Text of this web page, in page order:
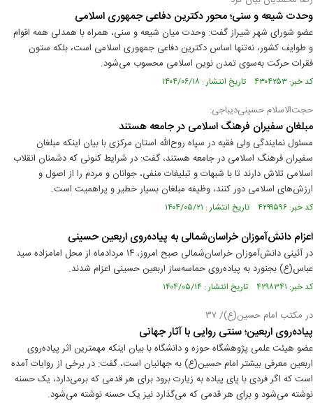
وحدت شیعه و سنی؛ محور دکترین دفاعی جمهوری اسلامی
عضو شورای شهر شیراز گفت: وحدت میان شیعه و سنی، همراه با همدلی همه اقوام
و طوایف کشور، نه‌تنها اساس دکترین دفاعی جمهوری اسلامی است، بلکه ستون
فقرات حرکت به‌سوی تمدن نوین اسلامی محسوب می‌شود.
کد خبر: ۴۳۰۴۲۵۳ تاریخ انتشار : ۱۴۰۴/۰۶/۱۸
حجت‌الاسلام حسینی‌دیباجی:
مبلغان سفیران فرهنگ اسلامی در جامعه هستند
مسئول نمایندگی ولی فقیه در سپاه روح‌الله استان مرکزی با بیان اینکه مبلغان
سفیران فرهنگ اسلامی در جامعه هستند، گفت: در شرایط کنونی که دشمنان انقلاب
اسلامی تلاش دارند تا با شبهات و تبلیغات منفی، جوانان و مردم را از اصول و
ارزش‌های اسلامی دور کنند، وظیفه مبلغان بسیار خطیر و پراهمیت است.
کد خبر: ۴۲۹۹۵۹۶ تاریخ انتشار : ۱۴۰۴/۰۵/۲۱
اعزام دانش‌آموزان خراسان‌شمالی به پیاده‌روی اربعین حسینی
در آئینی دانش‌آموزان خراسان‌شمالی صبح امروز، ۱۴ مردادماه از محل امامزاده سید
عباس(ع) بجنورد به پیاده‌روی حماسه‌ساز اربعین حسینی اعزام شدند.
کد خبر: ۴۲۹۸۳۴۱ تاریخ انتشار : ۱۴۰۴/۰۵/۱۴
در مکتب امام حسین(ع)/ ۳۷
پیاده‌روی اربعین؛ سنتی روایی با آثار جهانی
عضو هیئت علمی پژوهشگاه حوزه و دانشگاه با بیان اینکه مهمترین اثر پیاده‌روی
اربعین معرفی بیشتر امام حسین(ع) به جهانیان است، گفت: در برخی از روایات آمده
است که اگر فردی با پای پیاده به زیارت برود برای هر قدمی که برمی‌دارد، یک حسنه
نوشته می‌شود و برای هر قدمی که می‌گذارد نیز یک حسنه نوشته می‌شود.